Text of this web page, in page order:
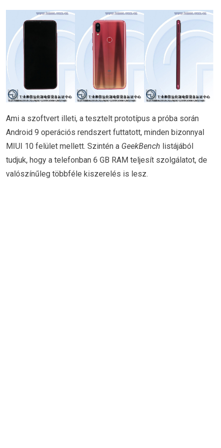
Ami a szoftvert illeti, a tesztelt prototípus a próba során
Android 9 operációs rendszert futtatott, minden bizonnyal
MIUI 10 felület mellett. Szintén a GeekBench listájából
tudjuk, hogy a telefonban 6 GB RAM teljesít szolgálatot, de
valószínűleg többféle kiszerelés is lesz.